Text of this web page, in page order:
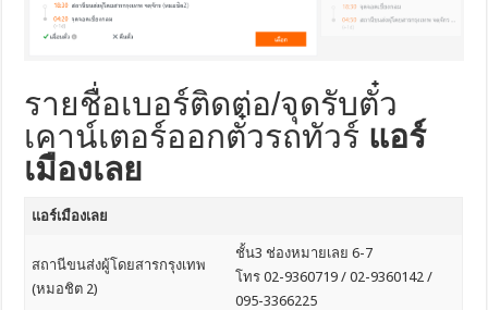
รายชื่อเบอร์ติดต่อ/จุดรับตั๋ว
เคาน์เตอร์ออกตั๋วรถทัวร์ แอร์
เมืองเลย
แอร์เมืองเลย
สถานีขนส่งผู้โดยสารกรุงเทพ
(หมอชิต 2)
ชั้น3 ช่องหมายเลย 6-7
โทร 02-9360719 / 02-9360142 /
095-3366225